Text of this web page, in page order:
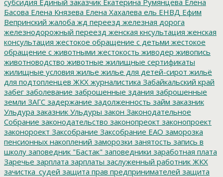
Басова Елена Князева Елена Хахалева ель ЕНВД Ефим
Вепринский жалоба жд переезд железная дорога
железнодорожный переезд женская кнсультация женская
консультация жестокое обращение с детьми жестокое
обращение с животными жестокость живодер живопись
животноводство животные жилищные сертификаты
жилищные условия жилье жилье для детей-сирот жильё
для подтопленцев ЖКХ журналистика Забайкальский край
забег заболевание заброшенные здания заброшенные
земли ЗАГС задержание задолженность займ заказник
Ульдура заказник Ульдуры закон Законодательное
Собрание законодательство законопреокт законопроект
законороект Заксобрание Заксобрание ЕАО заморозка
пенсионных накоплений заморозки занятость запись в
школу заповедник "Бастак" заповедники заработная плата
Заречье зарплата зарплаты заслуженный работник ЖКХ
зачистка_судей защита прав предпринимателей защита